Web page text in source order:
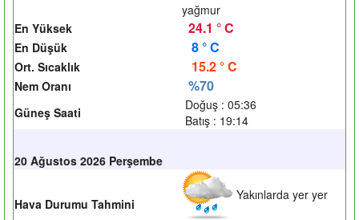
yağmur
En Yüksek
24.1 ° C
En Düşük 8 ° C
Ort. Sıcaklık 15.2 ° C
Nem Oranı %70
Güneş Saati
Doğuş : 05:36
Batış : 19:14
20 Ağustos 2026 Perşembe
Hava Durumu Tahmini
Yakınlarda yer yer